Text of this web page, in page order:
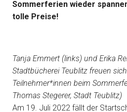
Wochenangebot!
Sommerferien wieder
tolle Preise!
Tanja Emmert (links) und Erika
Stadtbücherei Teublitz freuen
Teilnehmer*innen beim
Thomas Stegerer, Stadt Teublitz)
Am 19. Juli 2022 fällt der